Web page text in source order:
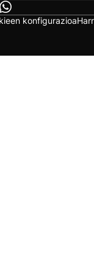
konfigurazioa